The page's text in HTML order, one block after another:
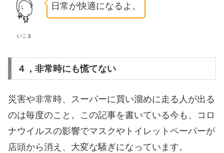
いこま
日常が快適になるよ。
４，非常時にも慌てない
災害や非常時、スーパーに買い溜めに走る人が出る
のは毎度のこと。この記事を書いている今も、コロ
ナウイルスの影響でマスクやトイレットペーパーが
店頭から消え、大変な騒ぎになっています。